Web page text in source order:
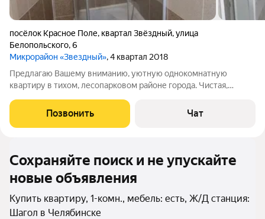
посёлок Красное Поле, квартал Звёздный,улица
Белопольского,6
Микрорайон «Звездный», 4 квартал 2018
Предлагаю Вашему вниманию, уютную однокомнатную
квартиру в тихом, лесопарковом районе города. Чистая,
Остается вся мебель и кухонный гарнитур (все , что на фото).
Лифт грузовой. Соседи
Позвонить Чат
Сохраняйте поиск и не упускайте
новые объявления
Купить квартиру, 1-комн., мебель: есть, Ж/Д станция:
Шагол в Челябинске